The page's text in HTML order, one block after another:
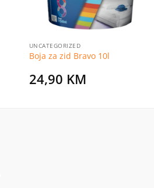
UNCATEGORIZED
Boja za zid Bravo 10l
24,90 KM